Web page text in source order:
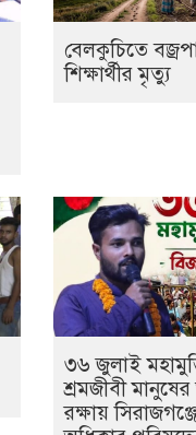
বেলকুচিতে
শিক্ষার্থীর মৃত্যু
৩৬ জুলাই
শ্রমজীবী
রক্ষায়